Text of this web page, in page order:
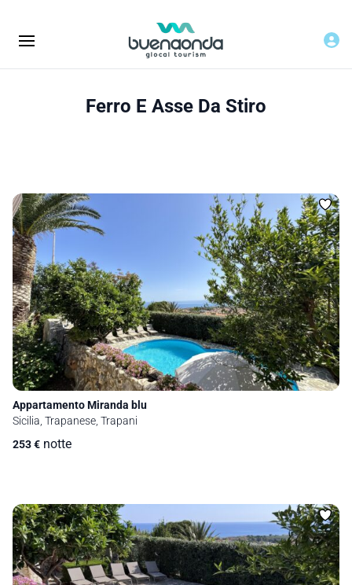
Ferro E Asse Da Stiro
Appartamento Miranda blu
Sicilia, Trapanese, Trapani
253€ notte